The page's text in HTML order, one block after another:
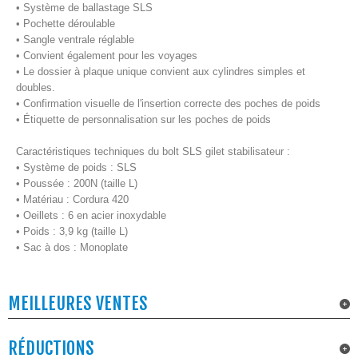
• Système de ballastage SLS
• Pochette déroulable
• Sangle ventrale réglable
• Convient également pour les voyages
• Le dossier à plaque unique convient aux cylindres simples et
doubles.
• Confirmation visuelle de l'insertion correcte des poches de poids
• Étiquette de personnalisation sur les poches de poids
Caractéristiques techniques du bolt SLS gilet stabilisateur :
• Système de poids : SLS
• Poussée : 200N (taille L)
• Matériau : Cordura 420
• Oeillets : 6 en acier inoxydable
• Poids : 3,9 kg (taille L)
• Sac à dos : Monoplate
MEILLEURES VENTES
RÉDUCTIONS